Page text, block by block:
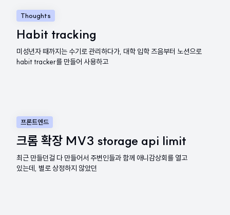
Thoughts
Habit tracking
미성년자 때까지는 수기로 관리하다가, 대학 입학 즈음부터 노션으로
habit tracker를 만들어 사용하고
프론트엔드
크롬 확장 MV3 storage api limit
최근 만들던걸 다 만들어서 주변인들과 함께 애니감상회를 열고
있는데, 별로 상정하지 않았던